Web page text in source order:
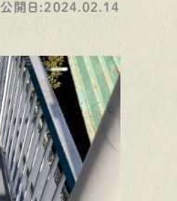
公開日:2024.02.14